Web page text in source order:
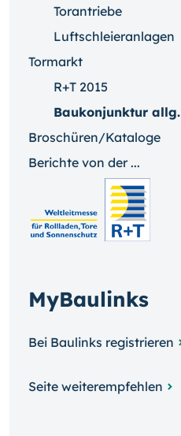
Torantriebe
Luftschleieranlagen
Tormarkt
R+T 2015
Baukonjunktur allg.
Broschüren/Kataloge
Berichte von der ...
MyBaulinks
Bei Baulinks registrieren
Seite weiterempfehlen